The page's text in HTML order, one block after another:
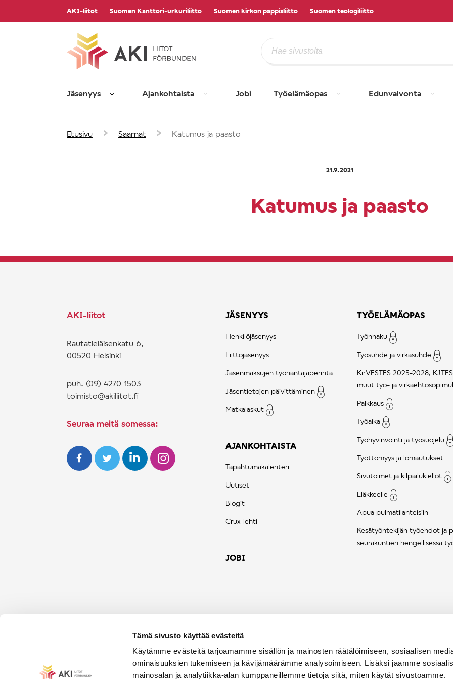
Tämä sivusto käyttää evästeitä
Käytämme evästeitä tarjoamamme sisällön ja mainosten räätälöimiseen, sosiaalisen
ominaisuuksien tukemiseen ja kävijämäärämme analysoimiseen. Lisäksi jaamme
mainosalan ja analytiikka-alan kumppaneillemme tietoja siitä, miten käytät sivustoamme.
AKI-liitot Suomen Kanttori-urkuriliitto Suomen kirkon pappisliitto Suomen teologiliitto
Jäsenyys Ajankohtaista Jobi Työelämäopas Edunvalvonta
Etusivu › Saarnat › Katumus ja paasto
21.9.2021
Katumus ja paasto
AKI-liitot
Rautatieläisenkatu 6,
00520 Helsinki
puh. (09) 4270 1503
toimisto@akiliitot.fi
Seuraa meitä somessa:
JÄSENYYS
Henkilöjäsenyys
Liittojäsenyys
Jäsenmaksujen työnantajaperintä
Jäsentietojen päivittäminen
Matkalaskut
AJANKOHTAISTA
Tapahtumakalenteri
Uutiset
Blogit
Crux-lehti
JOBI
TYÖELÄMÄOPAS
Työnhaku
Työsuhde ja virkasuhde
KirVESTES 2025-2028,
muut työ- ja
Palkkaus
Työaika
Työhyvinvointi ja työsuojelu
Työttömyys ja lomautukset
Sivutoimet ja kilpailukiellot
Eläkkeelle
Apua pulmatilanteisiin
Kesätyöntekijän työehdot ja
seurakuntien hengellisessä